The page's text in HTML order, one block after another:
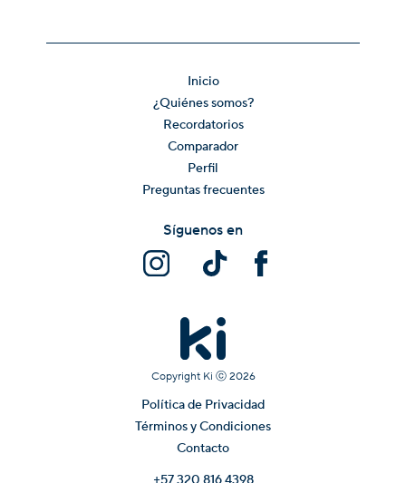
Inicio
¿Quiénes somos?
Recordatorios
Comparador
Perfil
Preguntas frecuentes
Copyright Ki ⓒ 2026
Política de Privacidad
Términos y Condiciones
Contacto
Síguenos en